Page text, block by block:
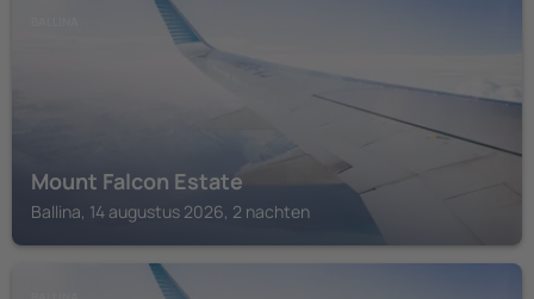
Mount Falcon Estate
Ballina, 14 augustus 2026, 2 nachten